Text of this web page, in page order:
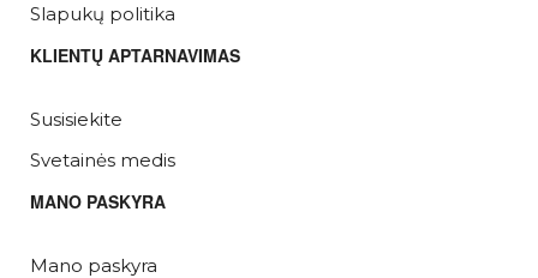
Slapukų politika
KLIENTŲ APTARNAVIMAS
Susisiekite
Svetainės medis
MANO PASKYRA
Mano paskyra